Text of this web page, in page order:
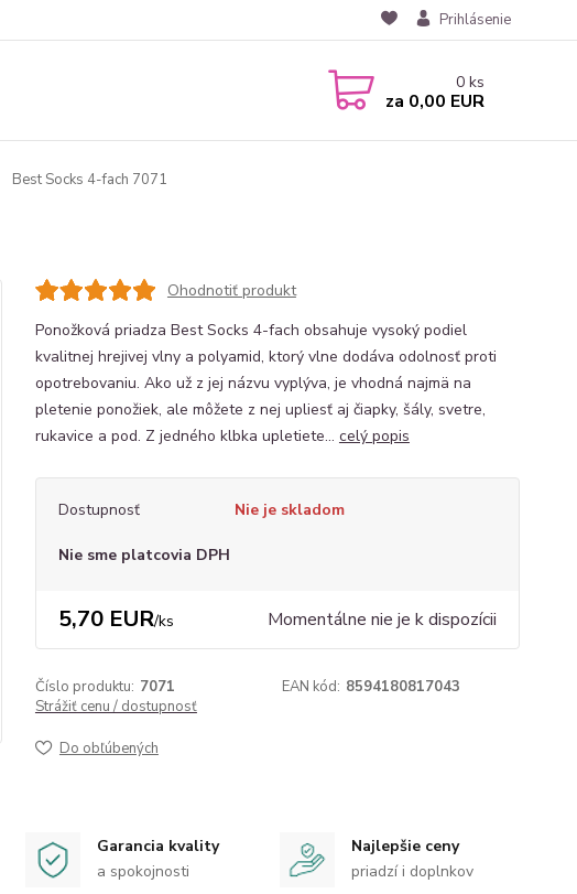
Prihlásenie
0 ks
za 0,00 EUR
Best Socks 4-fach 7071
Ohodnotiť produkt
Ponožková priadza Best Socks 4-fach obsahuje vysoký podiel
kvalitnej hrejivej vlny a polyamid, ktorý vlne dodáva odolnosť proti
opotrebovaniu. Ako už z jej názvu vyplýva, je vhodná najmä na
pletenie ponožiek, ale môžete z nej upliesť aj čiapky, šály, svetre,
rukavice a pod. Z jedného klbka upletiete... celý popis
Dostupnosť Nie je skladom
Nie sme platcovia DPH
5,70 EUR/ks Momentálne nie je k dispozícii
Číslo produktu: 7071 EAN kód: 8594180817043
Strážiť cenu / dostupnosť
Do obľúbených
Garancia kvality
a spokojnosti
Najlepšie ceny
priadzí i doplnkov